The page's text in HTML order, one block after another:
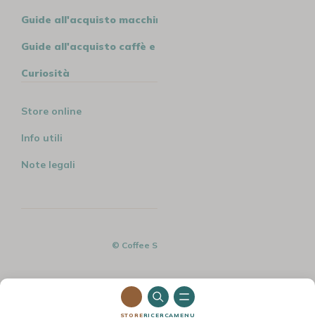
STORERICERCAMENU
Guide all'acquisto macchine
Guide all'acquisto caffè e tè
Curiosità
Store online
Info utili
Note legali
© Coffee Spirit - 2026